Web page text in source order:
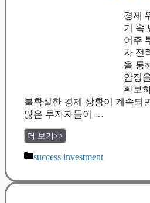
경제
기 속
어주
자 전
을 통
안정
확보
불확실한 경제 상황이 계속되
많은 투자자들이 …
더 보기>>
Categories
success investment